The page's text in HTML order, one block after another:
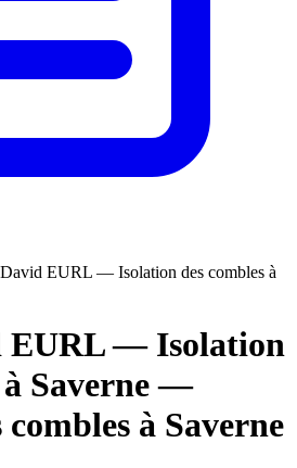
EURL — Isolation des combles à
EURL — Isolation
à Saverne —
à Saverne